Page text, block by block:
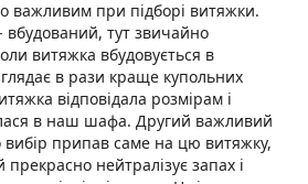
важливим при підборі витяжки.
тут звичайно
витяжка вбудовується в
в рази краще купольних
відповідала розмірам і
в наш шафа. Другий важливий
вибір припав саме на цю витяжку,
прекрасно нейтралізує запах і